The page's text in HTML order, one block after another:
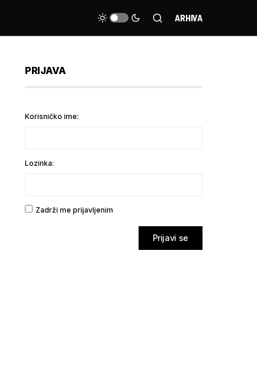
ARHIVA
PRIJAVA
Korisničko ime:
Lozinka:
Zadrži me prijavljenim
Prijavi se